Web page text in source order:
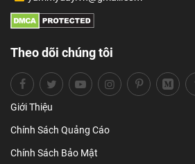
Theo dõi chúng tôi
Giới Thiệu
Chính Sách Quảng Cáo
Chính Sách Bảo Mật